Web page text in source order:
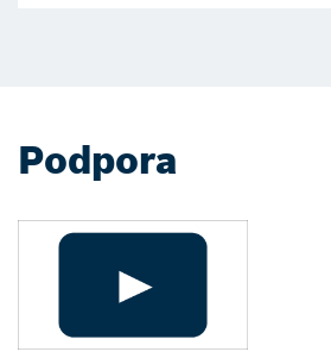
Podpora